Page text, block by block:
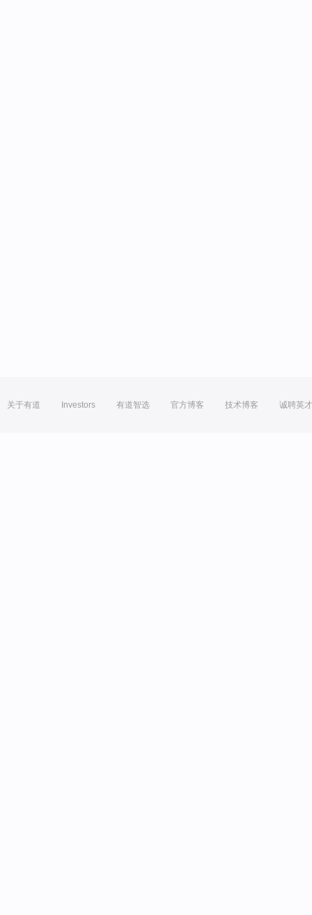
关于有道 Investors 有道智选 官方博客 技术博客 诚聘英才